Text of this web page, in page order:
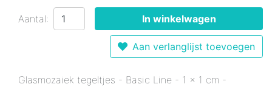
Aantal: In winkelwagen
Aan verlanglijst toevoegen
Glasmozaiek tegeltjes - Basic Line - 1 x 1 cm -